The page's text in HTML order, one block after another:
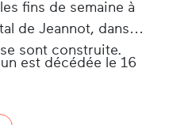
fins de semaine à
de Jeannot, dans
sont construite.
est décédée le 16